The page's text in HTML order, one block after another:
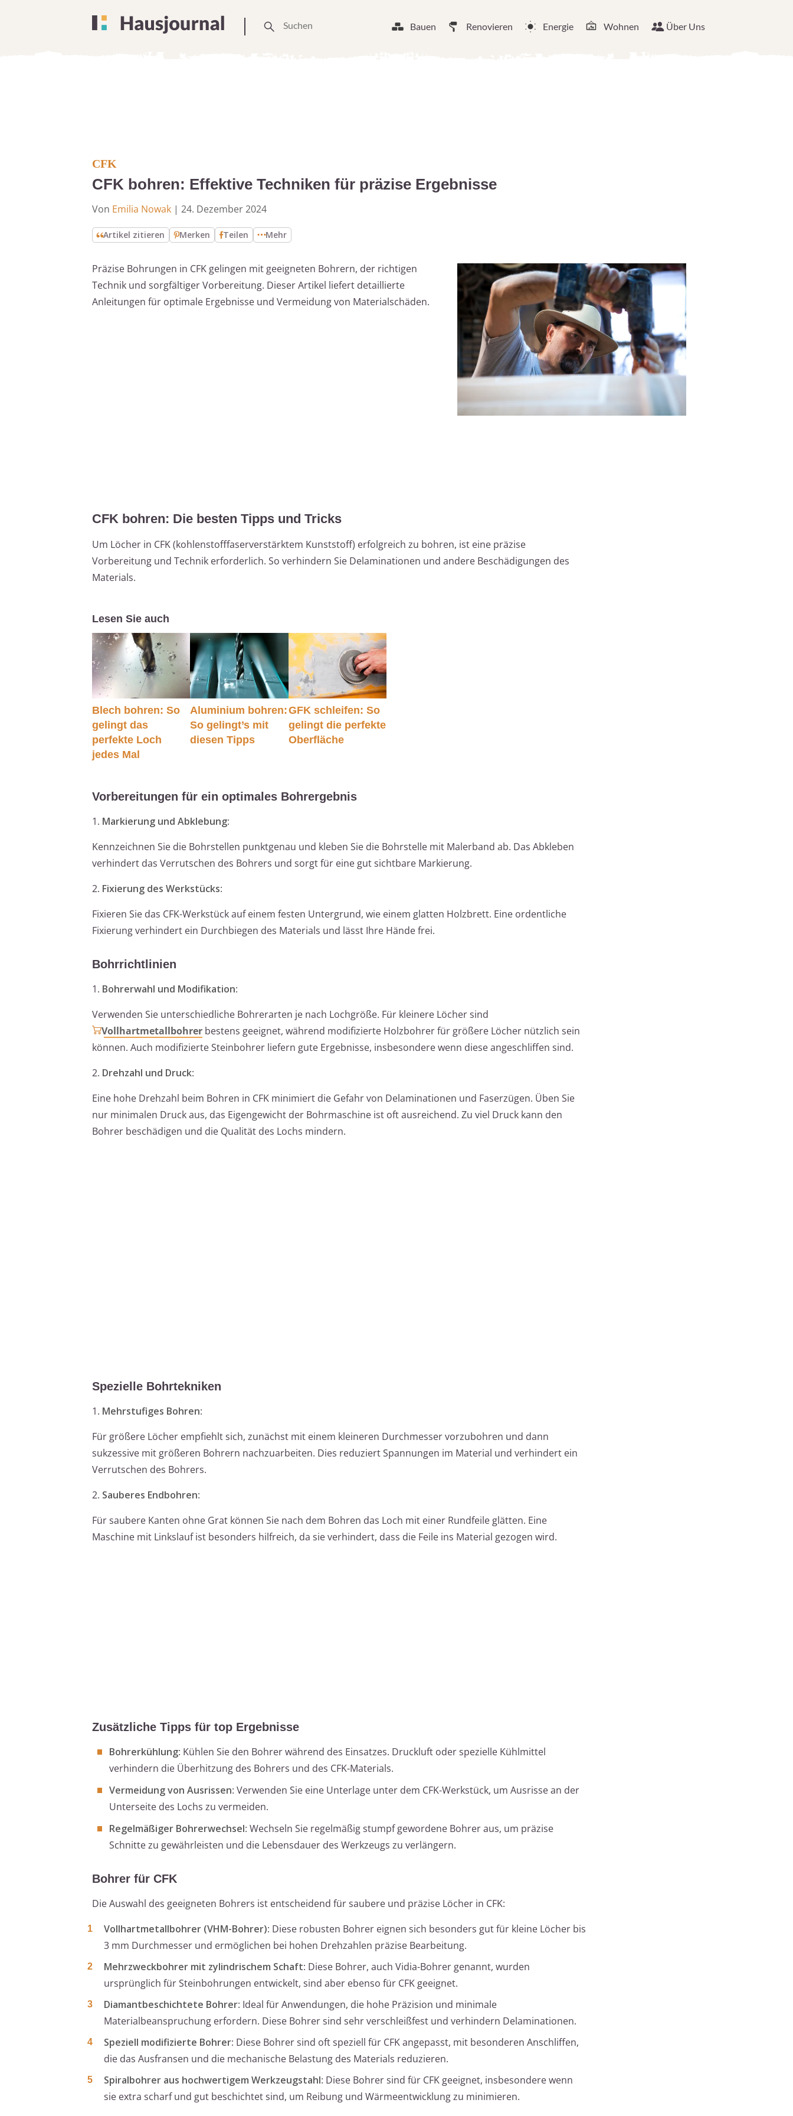
Bauen Renovieren Energie Wohnen Über Uns
CFK
CFK bohren: Effektive Techniken für präzise Ergebnisse
Von Emilia Nowak | 24. Dezember 2024
Artikel zitieren Merken Teilen Mehr
Präzise Bohrungen in CFK gelingen mit geeigneten Bohrern, der richtigen
Technik und sorgfältiger Vorbereitung. Dieser Artikel liefert detaillierte
Anleitungen für optimale Ergebnisse und Vermeidung von Materialschäden.
CFK bohren: Die besten Tipps und Tricks
Um Löcher in CFK (kohlenstofffaserverstärktem Kunststoff) erfolgreich zu bohren, ist eine präzise
Vorbereitung und Technik erforderlich. So verhindern Sie Delaminationen und andere Beschädigungen des
Materials.
Lesen Sie auch
Blech bohren: So
gelingt das
perfekte Loch
jedes Mal
Aluminium bohren:
So gelingt’s mit
diesen Tipps
GFK schleifen: So
gelingt die perfekte
Oberfläche
Vorbereitungen für ein optimales Bohrergebnis
1. Markierung und Abklebung:
Kennzeichnen Sie die Bohrstellen punktgenau und kleben Sie die Bohrstelle mit Malerband ab. Das Abkleben
verhindert das Verrutschen des Bohrers und sorgt für eine gut sichtbare Markierung.
2. Fixierung des Werkstücks:
Fixieren Sie das CFK-Werkstück auf einem festen Untergrund, wie einem glatten Holzbrett. Eine ordentliche
Fixierung verhindert ein Durchbiegen des Materials und lässt Ihre Hände frei.
Bohrrichtlinien
1. Bohrerwahl und Modifikation:
Verwenden Sie unterschiedliche Bohrerarten je nach Lochgröße. Für kleinere Löcher sind
Vollhartmetallbohrer bestens geeignet, während modifizierte Holzbohrer für größere Löcher nützlich sein
können. Auch modifizierte Steinbohrer liefern gute Ergebnisse, insbesondere wenn diese angeschliffen sind.
2. Drehzahl und Druck:
Eine hohe Drehzahl beim Bohren in CFK minimiert die Gefahr von Delaminationen und Faserzügen. Üben Sie
nur minimalen Druck aus, das Eigengewicht der Bohrmaschine ist oft ausreichend. Zu viel Druck kann den
Bohrer beschädigen und die Qualität des Lochs mindern.
Spezielle Bohrtekniken
1. Mehrstufiges Bohren:
Für größere Löcher empfiehlt sich, zunächst mit einem kleineren Durchmesser vorzubohren und dann
sukzessive mit größeren Bohrern nachzuarbeiten. Dies reduziert Spannungen im Material und verhindert ein
Verrutschen des Bohrers.
2. Sauberes Endbohren:
Für saubere Kanten ohne Grat können Sie nach dem Bohren das Loch mit einer Rundfeile glätten. Eine
Maschine mit Linkslauf ist besonders hilfreich, da sie verhindert, dass die Feile ins Material gezogen wird.
Zusätzliche Tipps für top Ergebnisse
Bohrerkühlung: Kühlen Sie den Bohrer während des Einsatzes. Druckluft oder spezielle Kühlmittel
verhindern die Überhitzung des Bohrers und des CFK-Materials.
Vermeidung von Ausrissen: Verwenden Sie eine Unterlage unter dem CFK-Werkstück, um Ausrisse an der
Unterseite des Lochs zu vermeiden.
Regelmäßiger Bohrerwechsel: Wechseln Sie regelmäßig stumpf gewordene Bohrer aus, um präzise
Schnitte zu gewährleisten und die Lebensdauer des Werkzeugs zu verlängern.
Bohrer für CFK
Die Auswahl des geeigneten Bohrers ist entscheidend für saubere und präzise Löcher in CFK:
Vollhartmetallbohrer (VHM-Bohrer): Diese robusten Bohrer eignen sich besonders gut für kleine Löcher bis
3 mm Durchmesser und ermöglichen bei hohen Drehzahlen präzise Bearbeitung.
Mehrzweckbohrer mit zylindrischem Schaft: Diese Bohrer, auch Vidia-Bohrer genannt, wurden
ursprünglich für Steinbohrungen entwickelt, sind aber ebenso für CFK geeignet.
Diamantbeschichtete Bohrer: Ideal für Anwendungen, die hohe Präzision und minimale
Materialbeanspruchung erfordern. Diese Bohrer sind sehr verschleißfest und verhindern Delaminationen.
Speziell modifizierte Bohrer: Diese Bohrer sind oft speziell für CFK angepasst, mit besonderen Anschliffen,
die das Ausfransen und die mechanische Belastung des Materials reduzieren.
Spiralbohrer aus hochwertigem Werkzeugstahl: Diese Bohrer sind für CFK geeignet, insbesondere wenn
sie extra scharf und gut beschichtet sind, um Reibung und Wärmeentwicklung zu minimieren.